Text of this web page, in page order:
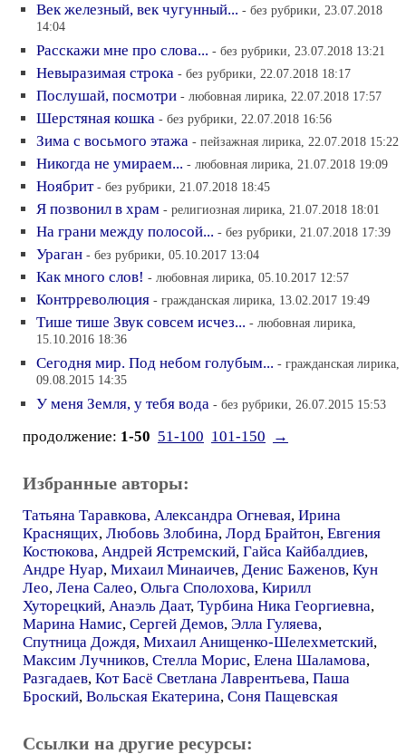
Век железный, век чугунный... - без рубрики, 23.07.2018
14:04
Расскажи мне про слова... - без рубрики, 23.07.2018 13:21
Невыразимая строка - без рубрики, 22.07.2018 18:17
Послушай, посмотри - любовная лирика, 22.07.2018 17:57
Шерстяная кошка - без рубрики, 22.07.2018 16:56
Зима с восьмого этажа - пейзажная лирика, 22.07.2018 15:22
Никогда не умираем... - любовная лирика, 21.07.2018 19:09
Ноябрит - без рубрики, 21.07.2018 18:45
Я позвонил в храм - религиозная лирика, 21.07.2018 18:01
На грани между полосой... - без рубрики, 21.07.2018 17:39
Ураган - без рубрики, 05.10.2017 13:04
Как много слов! - любовная лирика, 05.10.2017 12:57
Контрреволюция - гражданская лирика, 13.02.2017 19:49
Тише тише Звук совсем исчез... - любовная лирика,
15.10.2016 18:36
Сегодня мир. Под небом голубым... - гражданская лирика,
09.08.2015 14:35
У меня Земля, у тебя вода - без рубрики, 26.07.2015 15:53
продолжение: 1-50 51-100 101-150 →
Избранные авторы:
Татьяна Таравкова, Александра Огневая, Ирина
Краснящих, Любовь Злобина, Лорд Брайтон, Евгения
Костюкова, Андрей Ястремский, Гайса Кайбалдиев,
Андре Нуар, Михаил Минаичев, Денис Баженов, Кун
Лео, Лена Салео, Ольга Сполохова, Кирилл
Хуторецкий, Анаэль Даат, Турбина Ника Георгиевна,
Марина Намис, Сергей Демов, Элла Гуляева,
Спутница Дождя, Михаил Анищенко-Шелехметский,
Максим Лучников, Стелла Морис, Елена Шаламова,
Разгадаев, Кот Басё Светлана Лаврентьева, Паша
Броский, Вольская Екатерина, Соня Пащевская
Ссылки на другие ресурсы: